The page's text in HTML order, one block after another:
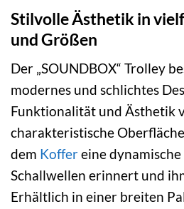
Stilvolle Ästhetik in
und Größen
Der „SOUNDBOX“ Trolley
modernes und schlichtes
Funktionalität und Ästhetik
charakteristische
dem Koffereine
Schallwellen erinnert und
Erhältlich in einer breiten